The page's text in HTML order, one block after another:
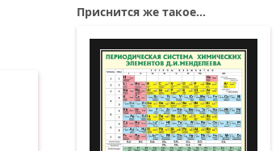
Приснится же такое...